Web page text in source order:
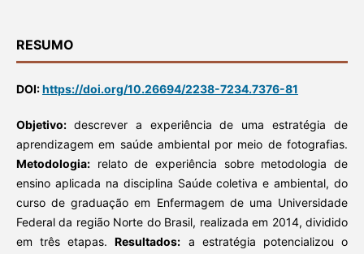
RESUMO
DOI:https://doi.org/10.26694/2238-7234.7376-81
Objetivo: descrever a experiência de uma estratégia de
aprendizagem em saúde ambiental por meio de fotografias.
Metodologia:relato de experiência sobre metodologia de
ensino aplicada na disciplina Saúde coletiva e ambiental, do
curso de graduação em Enfermagem de uma Universidade
Federal da região Norte do Brasil, realizada em 2014, dividido
em três etapas.Resultados: a estratégia potencializou o